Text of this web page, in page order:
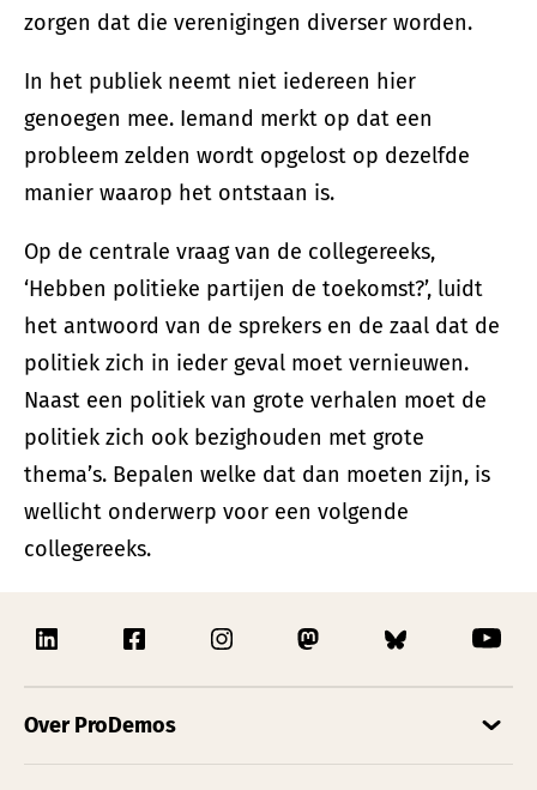
zorgen dat die verenigingen diverser worden.
In het publiek neemt niet iedereen hier
genoegen mee. Iemand merkt op dat een
probleem zelden wordt opgelost op dezelfde
manier waarop het ontstaan is.
Op de centrale vraag van de collegereeks,
‘Hebben politieke partijen de toekomst?’, luidt
het antwoord van de sprekers en de zaal dat de
politiek zich in ieder geval moet vernieuwen.
Naast een politiek van grote verhalen moet de
politiek zich ook bezighouden met grote
thema’s. Bepalen welke dat dan moeten zijn, is
wellicht onderwerp voor een volgende
collegereeks.
Over ProDemos